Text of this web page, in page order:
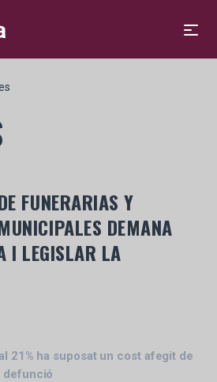
FUNERARIAS Y
DEMANA
I LEGISLAR LA
21% ha suposat un cost afegit de
defunció